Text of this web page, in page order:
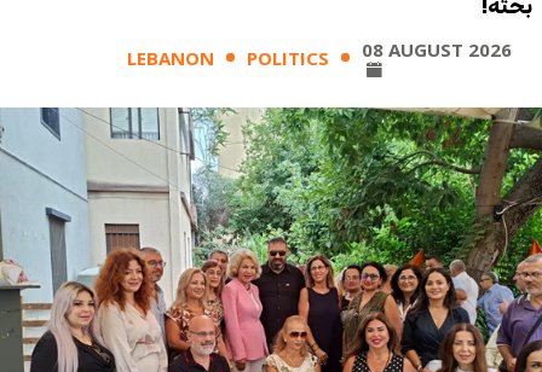
بحثه!
LEBANON POLITICS 08 AUGUST 2026